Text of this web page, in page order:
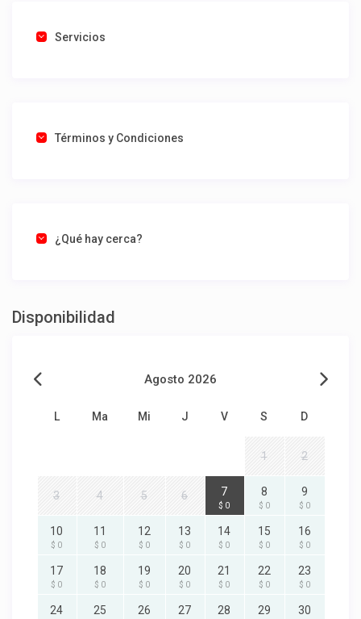
Servicios
Términos y Condiciones
¿Qué hay cerca?
Disponibilidad
Agosto 2026
L Ma Mi J V S D
1 2
3 4 5 6 7
$ 0
8
$ 0
9
$ 0
10
$ 0
11
$ 0
12
$ 0
13
$ 0
14
$ 0
15
$ 0
16
$ 0
17
$ 0
18
$ 0
19
$ 0
20
$ 0
21
$ 0
22
$ 0
23
$ 0
24 25 26 27 28 29 30